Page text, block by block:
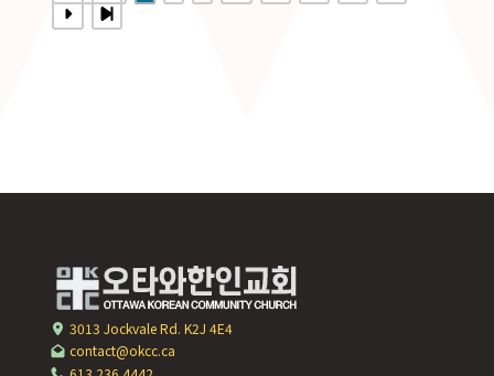
3013 Jockvale Rd. K2J 4E4
contact@okcc.ca